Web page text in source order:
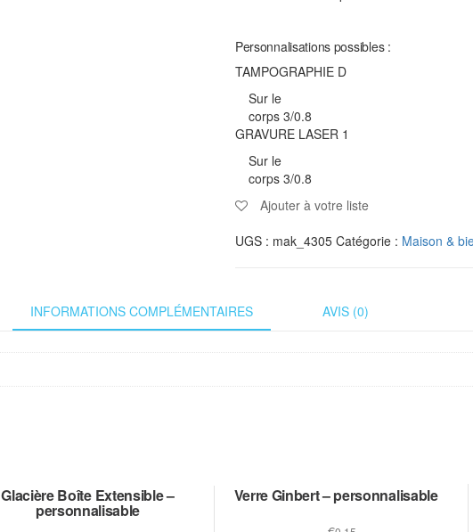
Personnalisations possibles :
TAMPOGRAPHIE D
Sur le
corps 3/0.8
GRAVURE LASER 1
Sur le
corps 3/0.8
Ajouter à votre liste
UGS : mak_4305 Catégorie : Maison &
INFORMATIONS COMPLÉMENTAIRES AVIS (0)
Glacière Boîte Extensible –
personnalisable
Verre Ginbert – personnalisable